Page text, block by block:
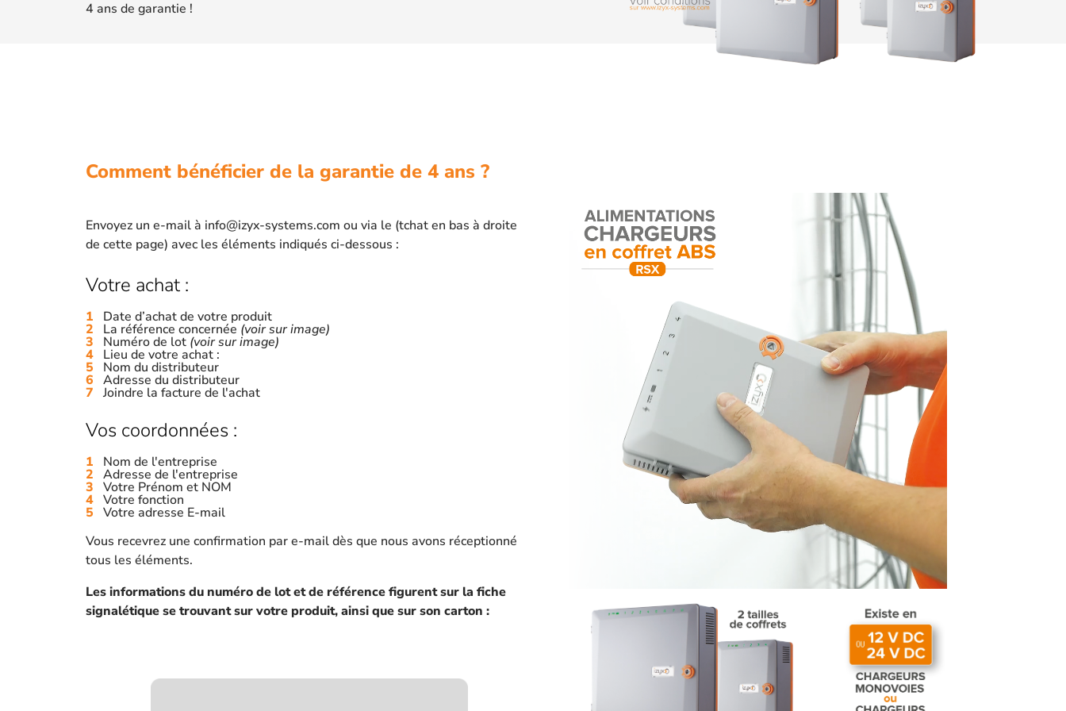
4 ans de garantie !
Comment bénéficier de la garantie de 4 ans ?
Envoyez un e-mail à info@izyx-systems.com ou via le (tchat en bas à droite
de cette page) avec les éléments indiqués ci-dessous :
Votre achat :
Date d’achat de votre produit
La référence concernée (voir sur image)
Numéro de lot (voir sur image)
Lieu de votre achat :
Nom du distributeur
Adresse du distributeur
Joindre la facture de l'achat
Vos coordonnées :
Nom de l'entreprise
Adresse de l'entreprise
Votre Prénom et NOM
Votre fonction
Votre adresse E-mail
Vous recevrez une confirmation par e-mail dès que nous avons réceptionné
tous les éléments.
Les informations du numéro de lot et de référence figurent sur la fiche
signalétique se trouvant sur votre produit, ainsi que sur son carton :